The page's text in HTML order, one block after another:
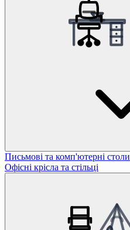
Письмові та комп'ютерні столи
Офісні крісла та стільці